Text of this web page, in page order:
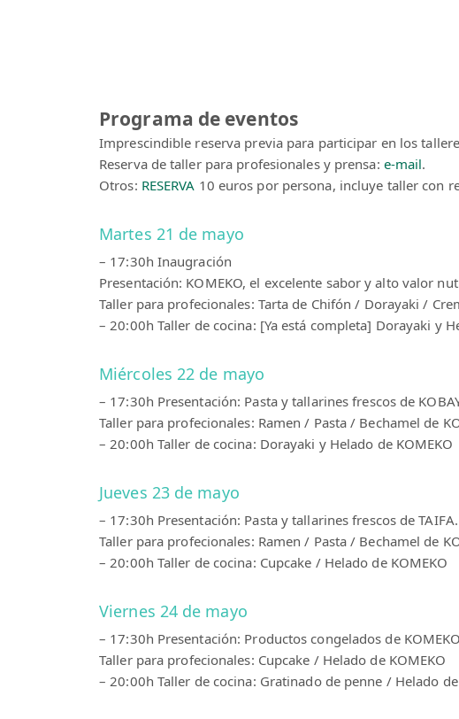
Programa de eventos
Imprescindible reserva previa para participar en los
Reserva de taller para profesionales y prensa: e-mail.
Otros: RESERVA 10 euros por persona, incluye taller con
Martes 21 de mayo
– 17:30h Inaugración
Presentación: KOMEKO, el excelente sabor y alto valor
Taller para profecionales: Tarta de Chifón / Dorayaki /
– 20:00h Taller de cocina: [Ya está completa] Dorayaki y
Miércoles 22 de mayo
– 17:30h Presentación: Pasta y tallarines frescos de
Taller para profecionales: Ramen / Pasta / Bechamel de
– 20:00h Taller de cocina: Dorayaki y Helado de KOMEKO
Jueves 23 de mayo
– 17:30h Presentación: Pasta y tallarines frescos de TAIFA.
Taller para profecionales: Ramen / Pasta / Bechamel de
– 20:00h Taller de cocina: Cupcake / Helado de KOMEKO
Viernes 24 de mayo
– 17:30h Presentación: Productos congelados de KOMEKO
Taller para profecionales: Cupcake / Helado de KOMEKO
– 20:00h Taller de cocina: Gratinado de penne / Helado de